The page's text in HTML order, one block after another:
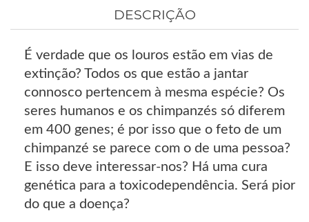
DESCRIÇÃO
É verdade que os louros estão em vias de
extinção? Todos os que estão a jantar
connosco pertencem à mesma espécie? Os
seres humanos e os chimpanzés só diferem
em 400 genes; é por isso que o feto de um
chimpanzé se parece com o de uma pessoa?
E isso deve interessar-nos? Há uma cura
genética para a toxicodependência. Será pior
do que a doença?